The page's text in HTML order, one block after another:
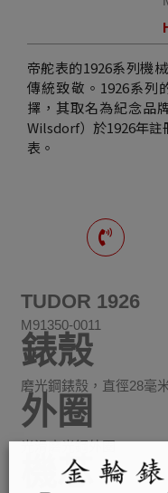
帝舵表的1926系列機
傳統致敬。1926系列
擇，其取名為紀念品
Wilsdorf）於1926年
表。
TUDOR 1926
M91350-0011
錶殼
磨光鋼錶殼，直徑28毫
外圈
光滑磨光鋼外圈
機芯